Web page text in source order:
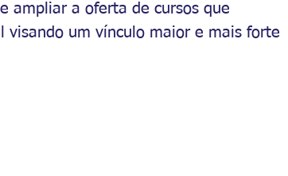
ampliar a oferta de cursos que
visando um vínculo maior e mais forte